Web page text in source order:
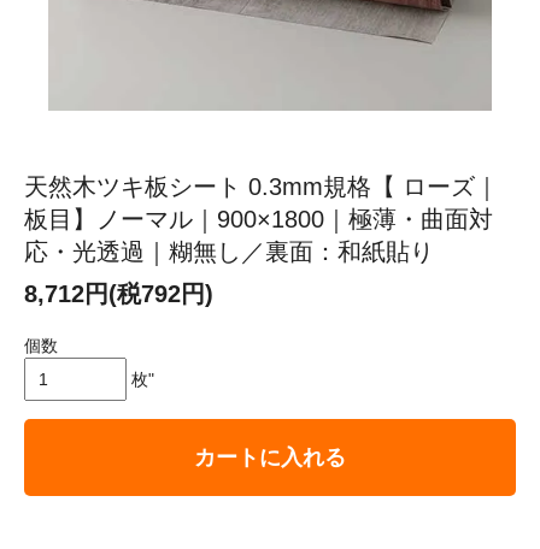
天然木ツキ板シート 0.3mm規格【 ローズ｜
板目】ノーマル｜900×1800｜極薄・曲面対
応・光透過｜糊無し／裏面：和紙貼り
8,712円(税792円)
個数
枚"
カートに入れる